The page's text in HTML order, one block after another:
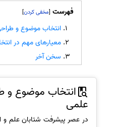
سفارش معرفی مجله
سفارش معرفی مقاله
سفارش معرفی کتاب
سفارش چکیده مبسوط
سفارش گویندگی
سفارش تولید محتوا
سفارش ترجمه همزمان
فهرست [
]
انتخاب موضوع و
معیارهای مهم در
سخن آخر
انتخاب موضوع
علمی
در عصر پیشرفت شتابان علم و